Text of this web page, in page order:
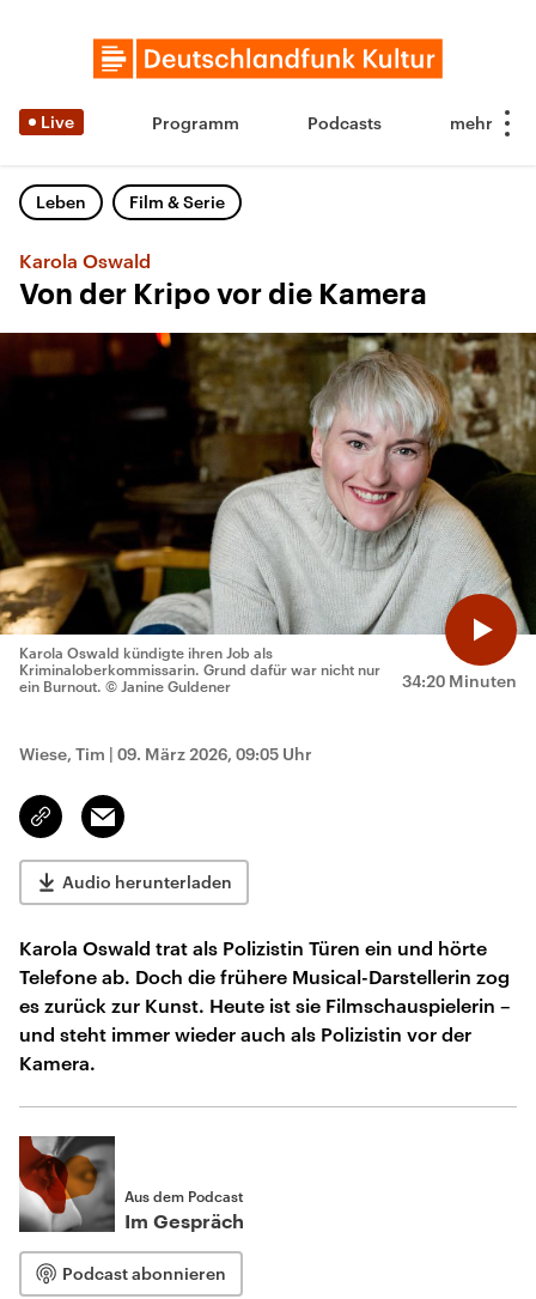
Live Programm Podcasts
Leben Film & Serie
Karola Oswald
Von der Kripo vor die Kamera
34:20 Minuten
Karola Oswald kündigte ihren Job als
Kriminaloberkommissarin. Grund dafür war nicht nur
ein Burnout. © Janine Guldener
Wiese, Tim | 09. März 2026, 09:05 Uhr
Link
kopieren/teilen
Email
Audio herunterladen
Karola Oswald trat als Polizistin Türen ein und hörte
Telefone ab. Doch die frühere Musical-Darstellerin zog
es zurück zur Kunst. Heute ist sie Filmschauspielerin –
und steht immer wieder auch als Polizistin vor der
Kamera.
Aus dem Podcast
Im Gespräch
Podcast abonnieren